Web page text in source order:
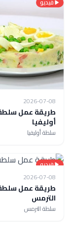
2026-07-08
طريقة عمل
أوليفيا
سلطة أوليفيا
فيديو
2026-07-08
طريقة عمل
الترمس
سلطة الترمس